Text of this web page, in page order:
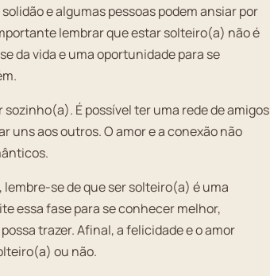
e algumas pessoas podem ansiar por
lembrar que estar solteiro(a) não é
da vida e uma oportunidade para se
É possível ter uma rede de amigos
uns aos outros. O amor e a conexão não
se de que ser solteiro(a) é uma
essa fase para se conhecer melhor,
trazer. Afinal, a felicidade e o amor
ou não.